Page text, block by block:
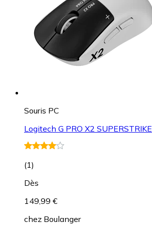
Souris PC
Logitech G PRO X2 SUPERSTRIKE
(1)
Dès
149,99 €
chez Boulanger